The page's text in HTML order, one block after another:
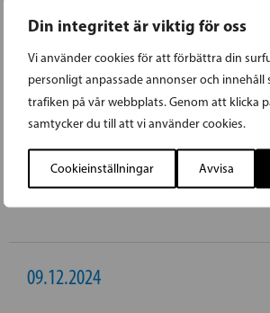
Din integritet är viktig för oss
Vi använder cookies för att förbättra din
personligt anpassade annonser och innehåll
trafiken på vår webbplats. Genom att klicka
samtycker du till att vi använder cookies.
Cookieinställningar Avvisa
sjukhus i Esbo. Jag är också
sjukhus framtid på sikt. De
strukturerna måste stärkas i
Wickström.
09.12.2024